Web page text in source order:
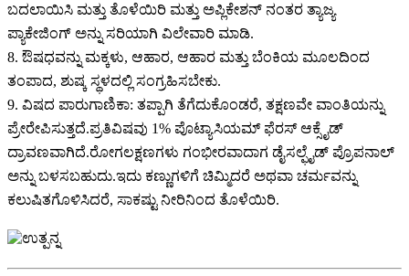
ಬದಲಾಯಿಸಿ ಮತ್ತು ತೊಳೆಯಿರಿ ಮತ್ತು ಅಪ್ಲಿಕೇಶನ್ ನಂತರ ತ್ಯಾಜ್ಯ
ಪ್ಯಾಕೇಜಿಂಗ್ ಅನ್ನು ಸರಿಯಾಗಿ ವಿಲೇವಾರಿ ಮಾಡಿ.
8. ಔಷಧವನ್ನು ಮಕ್ಕಳು, ಆಹಾರ, ಆಹಾರ ಮತ್ತು ಬೆಂಕಿಯ ಮೂಲದಿಂದ
ತಂಪಾದ, ಶುಷ್ಕ ಸ್ಥಳದಲ್ಲಿ ಸಂಗ್ರಹಿಸಬೇಕು.
9. ವಿಷದ ಪಾರುಗಾಣಿಕಾ: ತಪ್ಪಾಗಿ ತೆಗೆದುಕೊಂಡರೆ, ತಕ್ಷಣವೇ ವಾಂತಿಯನ್ನು
ಪ್ರೇರೇಪಿಸುತ್ತದೆ.ಪ್ರತಿವಿಷವು 1% ಪೊಟ್ಯಾಸಿಯಮ್ ಫೆರಸ್ ಆಕ್ಸೈಡ್
ದ್ರಾವಣವಾಗಿದೆ.ರೋಗಲಕ್ಷಣಗಳು ಗಂಭೀರವಾದಾಗ ಡೈಸಲ್ಫೈಡ್ ಪ್ರೊಪನಾಲ್
ಅನ್ನು ಬಳಸಬಹುದು.ಇದು ಕಣ್ಣುಗಳಿಗೆ ಚಿಮ್ಮಿದರೆ ಅಥವಾ ಚರ್ಮವನ್ನು
ಕಲುಷಿತಗೊಳಿಸಿದರೆ, ಸಾಕಷ್ಟು ನೀರಿನಿಂದ ತೊಳೆಯಿರಿ.